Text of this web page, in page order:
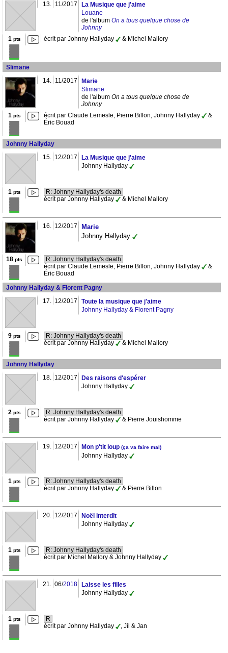
13. 11/2017
La Musique que j'aime
Louane
de l'album On a tous quelque chose de
Johnny
1pts écrit par Johnny Hallyday & Michel Mallory
Slimane
14. 11/2017
Marie
Slimane
de l'album On a tous quelque chose de
Johnny
1pts écrit par Claude Lemesle, Pierre Billon, Johnny Hallyday
&
Éric Bouad
Johnny Hallyday
15. 12/2017
La Musique que j'aime
Johnny Hallyday
1pts
R: Johnny Hallyday's death
écrit par Johnny Hallyday
& Michel Mallory
16. 12/2017
Marie
Johnny Hallyday
18 pts
R: Johnny Hallyday's death
écrit par Claude Lemesle, Pierre Billon, Johnny Hallyday
&
Éric Bouad
Johnny Hallyday & Florent Pagny
17. 12/2017
Toute la musique que j'aime
Johnny Hallyday & Florent Pagny
9pts
R: Johnny Hallyday's death
écrit par Johnny Hallyday
& Michel Mallory
Johnny Hallyday
18. 12/2017
Des raisons d'espérer
Johnny Hallyday
2pts
R: Johnny Hallyday's death
écrit par Johnny Hallyday
& Pierre Jouishomme
19. 12/2017 Mon p'tit loup (ça va faire mal)
Johnny Hallyday
1pts
R: Johnny Hallyday's death
écrit par Johnny Hallyday
& Pierre Billon
20. 12/2017
Noël interdit
Johnny Hallyday
1pts
R: Johnny Hallyday's death
écrit par Michel Mallory & Johnny Hallyday
21. 06/2018
Laisse les filles
Johnny Hallyday
1pts
R
écrit par Johnny Hallyday
, Jil & Jan